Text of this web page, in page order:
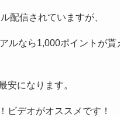
配信されていますが、
ルなら1,000ポイントが
安になります。
ビデオがオススメです！